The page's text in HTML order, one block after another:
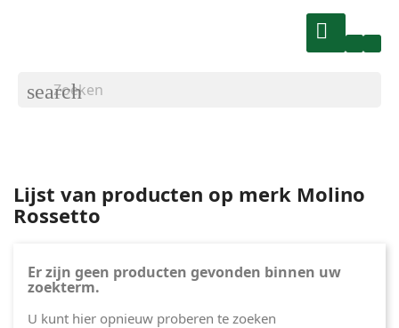

search
Lijst van producten op merk Molino
Rossetto
Er zijn geen producten gevonden binnen uw
zoekterm.
U kunt hier opnieuw proberen te zoeken